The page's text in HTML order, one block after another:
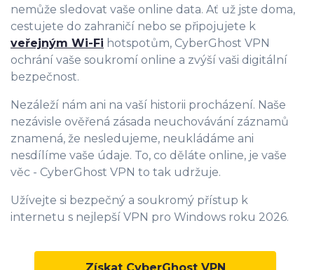
nemůže sledovat vaše online data. Ať už jste doma,
cestujete do zahraničí nebo se připojujete k
veřejným Wi-Fi hotspotům, CyberGhost VPN
ochrání vaše soukromí online a zvýší vaši digitální
bezpečnost.
Nezáleží nám ani na vaší historii procházení. Naše
nezávisle ověřená zásada neuchovávání záznamů
znamená, že nesledujeme, neukládáme ani
nesdílíme vaše údaje. To, co děláte online, je vaše
věc - CyberGhost VPN to tak udržuje.
Užívejte si bezpečný a soukromý přístup k
internetu s nejlepší VPN pro Windows roku 2026.